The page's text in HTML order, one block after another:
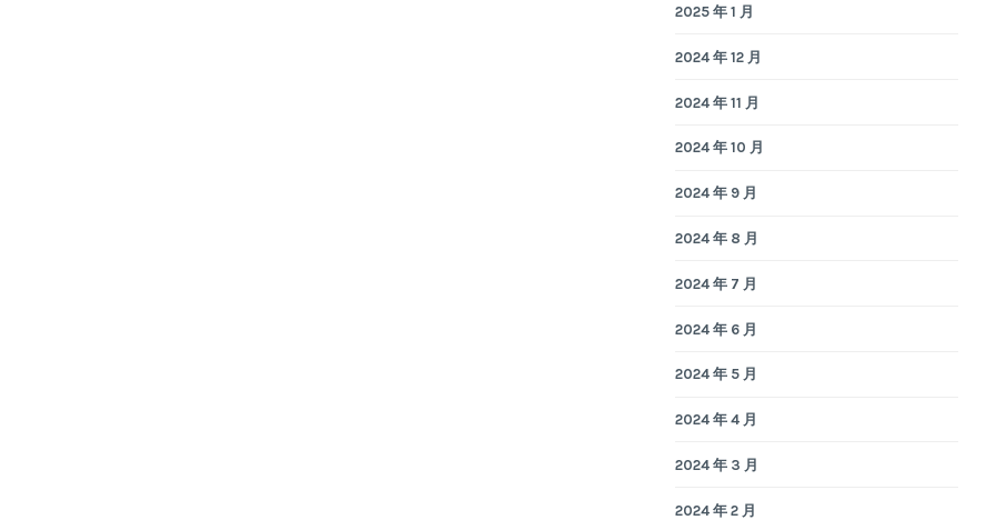
2025 年 1 月
2024 年 12 月
2024 年 11 月
2024 年 10 月
2024 年 9 月
2024 年 8 月
2024 年 7 月
2024 年 6 月
2024 年 5 月
2024 年 4 月
2024 年 3 月
2024 年 2 月